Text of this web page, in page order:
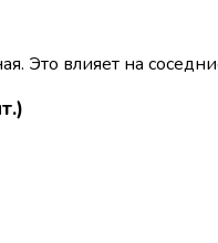
Это влияет на